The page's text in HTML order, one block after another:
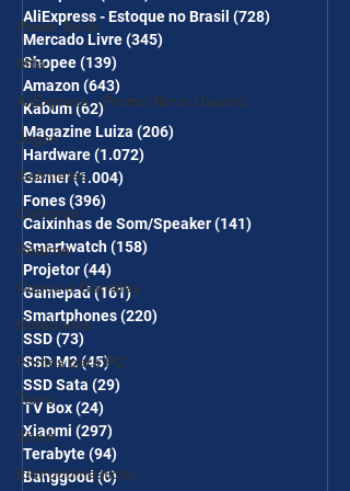
Power Bank
Mifa
AliExpress - Promo Novo Usuário
Jogos
Gabinetes
Cadeiras
Realme
Copos e Garrafas
Notebooks
Fontes para PC
Temu
Shein
Eletrodomésticos
COMBO
AliExpress - Estoque no Brasil (728)
Mercado Livre(345)
Shopee(139)
Amazon(643)
Kabum(62)62 posts
Magazine Luiza (206)
Hardware(1.072)
Gamer(1.004)
Fones(396)
Caixinhas de Som/Speaker(141)
Smartwatch(158)
Projetor(44)
Gamepad (161)161 posts
Smartphones(220)
SSD(73)
SSD M2(45)45 posts
SSD Sata (29)
TV Box(24)
Xiaomi (297)
Terabyte(94)
Banggood(6)6 posts